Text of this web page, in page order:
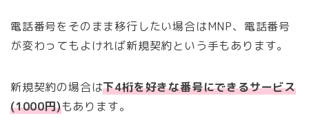
電話番号をそのまま移行したい場合はMNP、電話番号
が変わってもよければ新規契約という手もあります。
新規契約の場合は下4桁を好きな番号にできるサービス
(1000円)もあります。